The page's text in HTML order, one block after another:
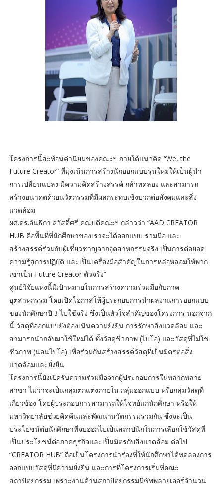
โครงการนี้สะท้อนค่านิยมของคณะฯ ภายใต้แนวคิด “We, the
Future Creator” ที่มุ่งเน้นการสร้างนักออกแบบรุ่นใหม่ให้เป็นผู้นำ
การเปลี่ยนแปลง มีความคิดสร้างสรรค์ กล้าทดลอง และสามารถ
สร้างอนาคตด้วยนวัตกรรมที่มีผลกระทบเชิงบวกต่อสังคมและสิ่ง
แวดล้อม
ผศ.ดร.อันธิกา สวัสดิ์ศรี คณบดีคณะฯ กล่าวว่า “AAD CREATOR
HUB คือพื้นที่ที่นักศึกษาของเราจะได้ออกแบบ ร่วมมือ และ
สร้างสรรค์ร่วมกับผู้เชี่ยวชาญจากอุตสาหกรรมจริง เป็นการต่อยอด
ความรู้สู่การปฏิบัติ และเป็นเครื่องมือสำคัญในการหล่อหลอมให้พวก
เขาเป็น Future Creator ตัวจริง”
ศูนย์วิจัยแห่งนี้มีเป้าหมายในการสร้างความร่วมมือกับภาค
อุตสาหกรรม โดยเปิดโอกาสให้ผู้ประกอบการนำผลงานการออกแบบ
ของนักศึกษาปี 3 ไปใช้จริง ซึ่งเป็นหัวใจสำคัญของโครงการ นอกจาก
นี้ วัสดุที่ออกแบบยังต้องเน้นความยั่งยืน การรักษาสิ่งแวดล้อม และ
สามารถนำกลับมาใช้ใหม่ได้ ทั้งวัสดุชีวภาพ (ไบโอ) และวัสดุที่ไม่ใช่
ชีวภาพ (นอนไบโอ) เพื่อร่วมกันสร้างสรรค์วัสดุที่เป็นมิตรต่อสิ่ง
แวดล้อมและยั่งยืน
โครงการนี้ยังเปิดรับความร่วมมือจากผู้ประกอบการในหลากหลาย
สาขา ไม่ว่าจะเป็นกลุ่มตกแต่งภายใน กลุ่มออกแบบ หรือกลุ่มวัสดุที่
เกี่ยวข้อง โดยผู้ประกอบการสามารถให้โจทย์แก่นักศึกษา หรือให้
มหาวิทยาลัยช่วยคิดค้นและพัฒนานวัตกรรมร่วมกัน ซึ่งจะเป็น
ประโยชน์ต่อนักศึกษาที่จบออกไปเป็นสถาปนิกในการเลือกใช้วัสดุที่
เป็นประโยชน์ต่อภาคธุรกิจและเป็นมิตรกับสิ่งแวดล้อม ต่อไป
“CREATOR HUB” ถือเป็นโครงการนำร่องที่ให้นักศึกษาได้ทดลองการ
ออกแบบวัสดุที่มีความยั่งยืน และการที่โครงการเริ่มที่คณะ
สถาปัตยกรรม เพราะงานด้านสถาปัตยกรรมมีซัพพลายเออร์จำนวน